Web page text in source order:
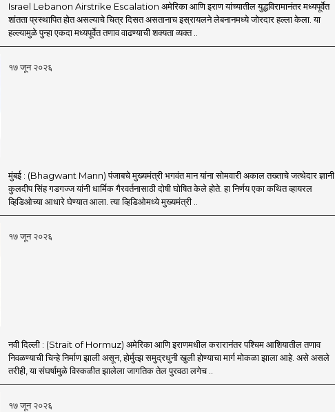
Israel Lebanon Airstrike Escalation अमेरिका आणि इराण यांच्यातील युद्धविरामानंतर मध्यपूर्वेत
शांतता प्रस्थापित होत असल्याचे चित्र दिसत असतानाच इस्रायलने लेबनानमध्ये जोरदार हल्ला केला. या
हल्ल्यामुळे पुन्हा एकदा मध्यपूर्वेत तणाव वाढण्याची शक्यता व्यक्त ..
१७ जून २०२६
मुंबई : (Bhagwant Mann) पंजाबचे मुख्यमंत्री भगवंत मान यांना सोमवारी अकाल तख्ताचे जत्थेदार ज्ञानी
कुलदीप सिंह गडगज्ज यांनी धार्मिक गैरवर्तनासाठी दोषी घोषित केले होते. हा निर्णय एका कथित व्हायरल
व्हिडिओच्या आधारे घेण्यात आला. त्या व्हिडिओमध्ये मुख्यमंत्री ..
१७ जून २०२६
नवी दिल्ली : (Strait of Hormuz) अमेरिका आणि इराणमधील करारानंतर पश्चिम आशियातील तणाव
निवळण्याची चिन्हे निर्माण झाली असून, होर्मुत्झ समुद्रधुनी खुली होण्याचा मार्ग मोकळा झाला आहे. असे असले
तरीही, या संघर्षामुळे विस्कळीत झालेला जागतिक तेल पुरवठा लगेच ..
१७ जून २०२६